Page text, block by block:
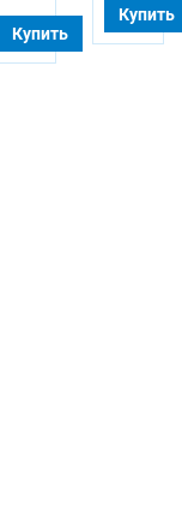
Купить
Купить